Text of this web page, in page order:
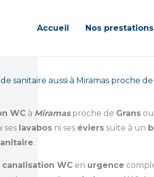
Accueil Nos prestations
aussi à Miramas proche
WCà Miramasproche de Gransou
ses lavabosni ses évierssuite à un
.
WCen urgence